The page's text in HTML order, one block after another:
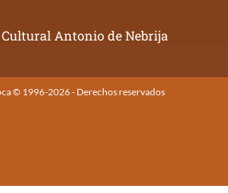
Antonio de Nebrija
© 1996-2026 - Derechos reservados